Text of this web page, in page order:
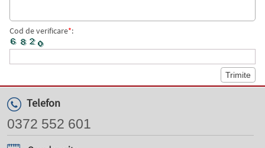
Cod de verificare*:
Telefon
0372 552 601